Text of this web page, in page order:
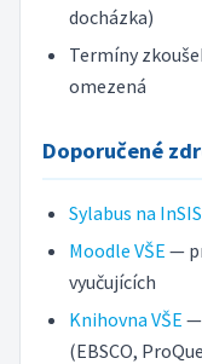
docházka)
Termíny
omezená
Doporučené
Sylabus na InSIS
Moodle VŠE —
vyučujících
Knihovna VŠE —
(EBSCO,